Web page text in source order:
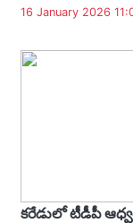
16 January 2026
కరేడులో టీడీపీ